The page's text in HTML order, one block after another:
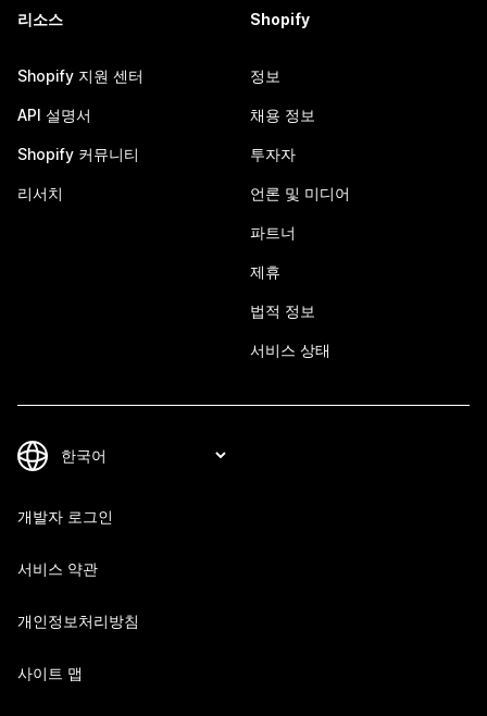
리소스
Shopify 지원 센터
API 설명서
Shopify 커뮤니티
리서치
Shopify
정보
채용 정보
투자자
언론 및 미디어
파트너
제휴
법적 정보
서비스 상태
개발자 로그인
서비스 약관
개인정보처리방침
사이트 맵